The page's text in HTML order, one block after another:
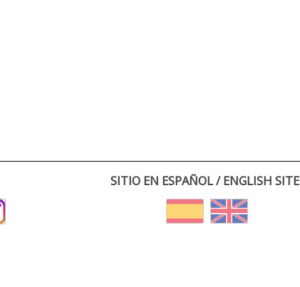
SITIO EN ESPAÑOL / ENGLISH SITE